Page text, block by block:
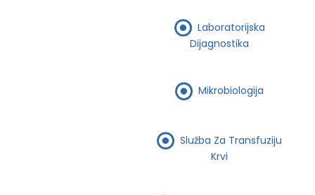
Laboratorijska
Dijagnostika
Mikrobiologija
Služba Za Transfuziju
Krvi